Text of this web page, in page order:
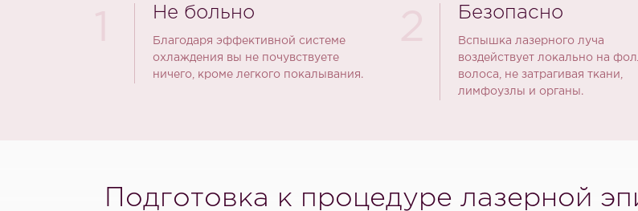
Не больно
Благодаря эффективной системе
охлаждения вы не почувствуете
ничего, кроме легкого покалывания.
Безопасно
Вспышка лазерного луча
воздействует локально на
волоса, не затрагивая ткани,
лимфоузлы и органы.
Подготовка к процедуре лазерной